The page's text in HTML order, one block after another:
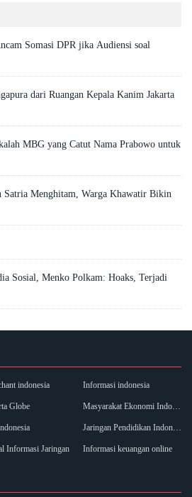
Somasi DPR jika Audiensi soal
dari Ruangan Kepala Kanim Jakarta
MBG yang Catut Nama Prabowo untuk
Satria Menghitam, Warga Khawatir Bikin
Sosial, Menko Polkam: Hoaks, Terjadi
indonesia Informasi indonesia
Globe Masyarakat Ekonomi Indonesia
Jaringan Pendidikan Indonesia
Informasi Jaringan Informasi keuangan online